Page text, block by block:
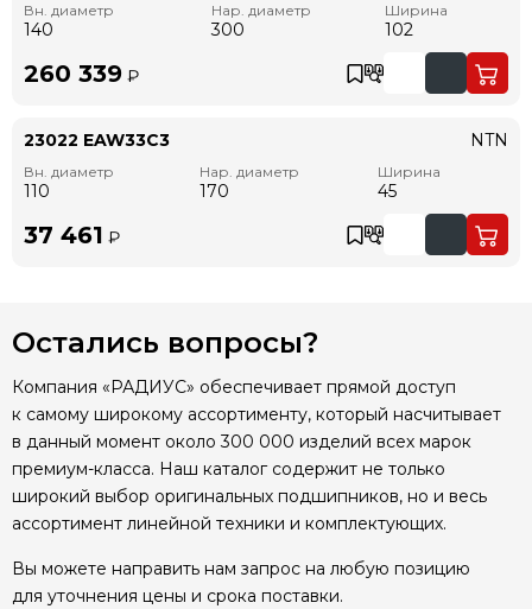
Вн. диаметр
140
Нар. диаметр
300
Ширина
102
260 339 ₽
23022 EAW33C3
Вн. диаметр
110
Нар. диаметр
170
Ширина
45
NTN
37 461 ₽
Остались вопросы?
Компания «РАДИУС» обеспечивает прямой доступ
к самому широкому ассортименту, который насчитывает
в данный момент около 300 000 изделий всех марок
премиум-класса. Наш каталог содержит не только
широкий выбор оригинальных подшипников, но и весь
ассортимент линейной техники и комплектующих.
Вы можете направить нам запрос на любую позицию
для уточнения цены и срока поставки.